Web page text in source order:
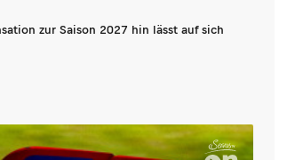
zur Saison 2027 hin lässt auf sich